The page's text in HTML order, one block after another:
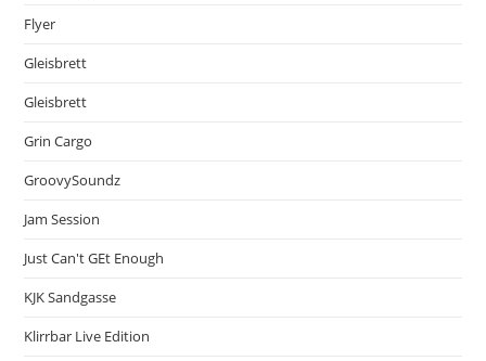
Flyer
Gleisbrett
Gleisbrett
Grin Cargo
GroovySoundz
Jam Session
Just Can't GEt Enough
KJK Sandgasse
Klirrbar Live Edition